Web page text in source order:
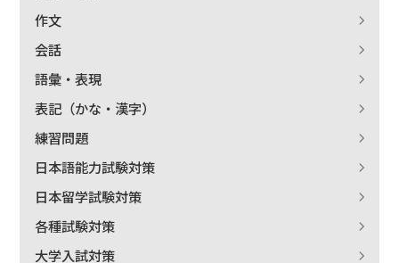
作文
会話
語彙・表現
表記（かな・漢字）
練習問題
日本語能力試験対策
日本留学試験対策
各種試験対策
大学入試対策